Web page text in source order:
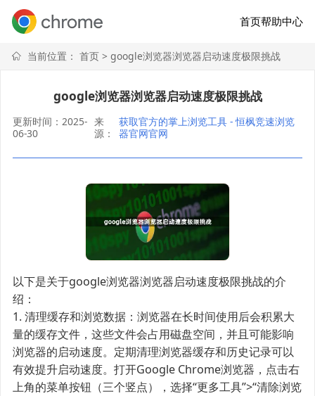
首页帮助中心
当前位置： 首页> google浏览器浏览器启动速度极限挑战
google浏览器浏览器启动速度极限挑战
更新时间：2025-
06-30
来
源：
获取官方的掌上浏览工具 - 恒枫竞速浏览
器官网官网
以下是关于google浏览器浏览器启动速度极限挑战的介
绍：
1. 清理缓存和浏览数据：浏览器在长时间使用后会积累大
量的缓存文件，这些文件会占用磁盘空间，并且可能影响
浏览器的启动速度。定期清理浏览器缓存和历史记录可以
有效提升启动速度。打开Google Chrome浏览器，点击右
上角的菜单按钮（三个竖点），选择“更多工具”>“清除浏览